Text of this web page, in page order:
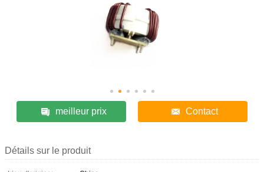
meilleur prix Contact
Détails sur le produit